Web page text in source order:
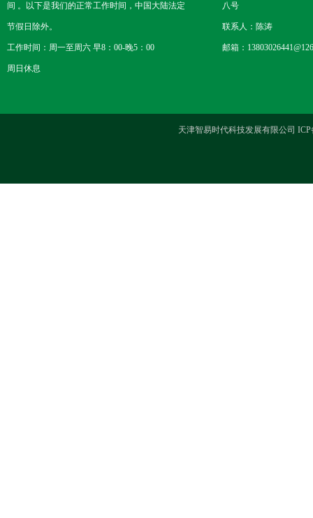
间 。以下是我们的正常工作时间，中国大陆法定
节假日除外。
工作时间：周一至周六 早8：00-晚5：00
周日休息
八号
联系人：陈涛
邮箱：
天津智易时代科技发展有限公司 ICP